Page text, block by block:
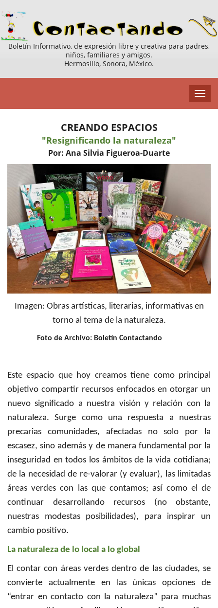
Boletín Informativo, de expresión libre y creativa para padres,
niños, familiares y amigos.
Hermosillo, Sonora, México.
CREANDO ESPACIOS
"Resignificando la naturaleza"
Por: Ana Silvia Figueroa-Duarte
Imagen: Obras artísticas, literarias, informativas en
torno al tema de la naturaleza.
Foto de Archivo: Boletín Contactando
Este espacio que hoy creamos tiene como principal
objetivo compartir recursos enfocados en otorgar un
nuevo significado a nuestra visión y relación con la
naturaleza. Surge como una respuesta a nuestras
precarias comunidades, afectadas no solo por la
escasez, sino además y de manera fundamental por la
inseguridad en todos los ámbitos de la vida cotidiana;
de la necesidad de re-valorar (y evaluar), las limitadas
áreas verdes con las que contamos; así como el de
continuar desarrollando recursos (no obstante,
nuestras modestas posibilidades), para inspirar un
cambio positivo.
La naturaleza de lo local a lo global
El contar con áreas verdes dentro de las ciudades, se
convierte actualmente en las únicas opciones de
“entrar en contacto con la naturaleza” para muchas